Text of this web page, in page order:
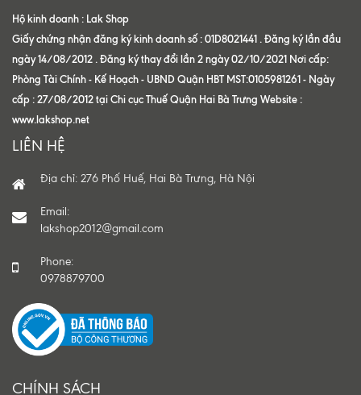
Hộ kinh doanh : Lak Shop
Giấy chứng nhận đăng ký kinh doanh số : 01D8021441 . Đăng ký lần đầu
ngày 14/08/2012 . Đăng ký thay đổi lần 2 ngày 02/10/2021 Nơi cấp:
Phòng Tài Chính - Kế Hoạch - UBND Quận HBT MST:0105981261 - Ngày
cấp : 27/08/2012 tại Chi cục Thuế Quận Hai Bà Trưng Website :
www.lakshop.net
LIÊN HỆ
Địa chỉ: 276 Phố Huế, Hai Bà Trưng, Hà Nội
Email:
lakshop2012@gmail.com
Phone:
0978879700
CHÍNH SÁCH